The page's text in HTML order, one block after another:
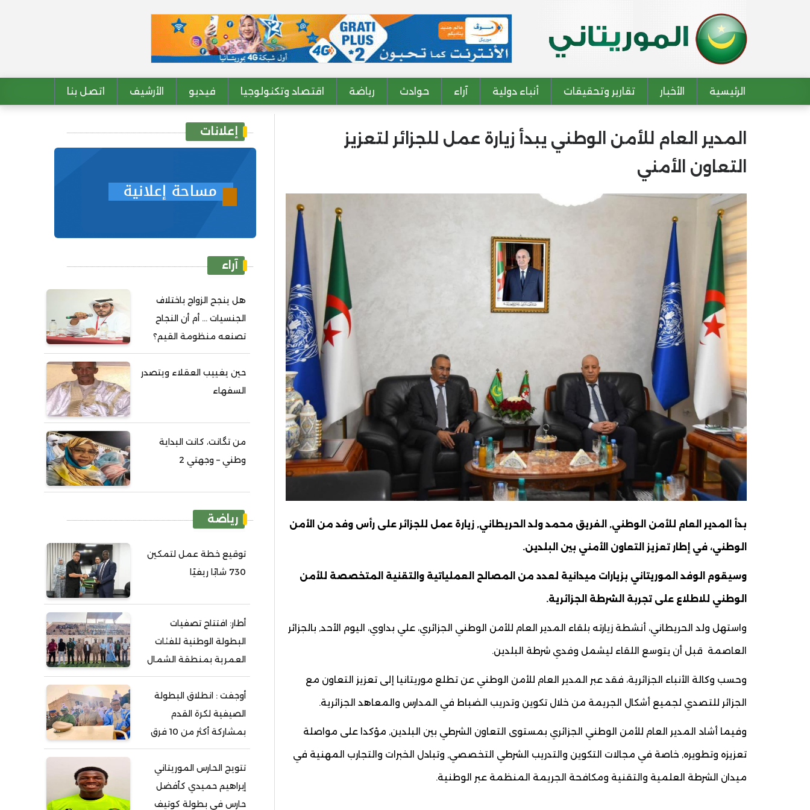
Main navigation
الرئيسية الأخبار تقارير وتحقيقات أنباء دولية آراء حوادث رياضة اقتصاد وتكنولوجيا فيديو الأرشيف اتصل بنا
المدير العام للأمن الوطني يبدأ زيارة عمل للجزائر لتعزيز
التعاون الأمني
بدأ المدير العام للأمن الوطني, الفريق محمد ولد الحريطاني, زيارة عمل للجزائر على رأس وفد من الأمن
الوطني، في إطار تعزيز التعاون الأمني بين البلدين.
وسيقوم الوفد الموريتاني بزيارات ميدانية لعدد من المصالح العملياتية والتقنية المتخصصة للأمن
الوطني للاطلاع على تجربة الشرطة الجزائرية.
واستهل ولد الحريطاني، أنشطة زيارته بلقاء المدير العام للأمن الوطني الجزائري، علي بداوي، اليوم الأحد, بالجزائر
العاصمة قبل أن يتوسع اللقاء ليشمل وفدي شرطة البلدين.
وحسب وكالة الأنباء الجزائرية، فقد عبر المدير العام للأمن الوطني عن تطلع موريتانيا إلى تعزيز التعاون مع
الجزائر للتصدي لجميع أشكال الجريمة من خلال تكوين وتدريب الضباط في المدارس والمعاهد الجزائرية.
وفيما أشاد المدير العام للأمن الوطني الجزائري بمستوى التعاون الشرطي بين البلدين, مؤكدا على مواصلة
تعزيزه وتطويره, خاصة في مجالات التكوين والتدريب الشرطي التخصصي, وتبادل الخبرات والتجارب المهنية في
ميدان الشرطة العلمية والتقنية ومكافحة الجريمة المنظمة عبر الوطنية.
إعلانات
آراء
هل ينجح الزواج باختلاف
الجنسيات ... أم أن النجاح
تصنعه منظومة القيم؟
حين يغييب العقلاء ويتصدر
السفهاء
من تگانت، كانت البداية
وطني – وجهتي 2
رياضة
توقيع خطة عمل لتمكين
730 شابًا ريفيًا
أطار: افتتاح تصفيات
البطولة الوطنية للفئات
العمرية بمنطقة الشمال
أوجفت : انطلاق البطولة
الصيفية لكرة القدم
بمشاركة أكثر من 10 فرق
تتويج الحارس الموريتاني
إبراهيم حميدي كأفضل
حارس في بطولة كوتيف